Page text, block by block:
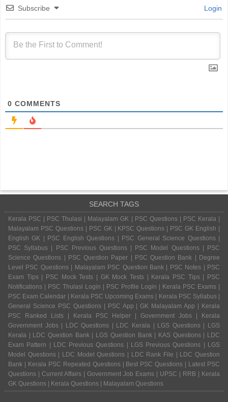
Subscribe Login
0 COMMENTS
SEARCH TAGS
Kerala PSC | PSC Thulasi | Malayalam GK | PSC Questions | PSC Kerala |
Malayalam PSC Questions | PSC GK | KPSC Questions | PSC GK English |
English GK | PSC English Questions | PSC General Science Questions |
PSC Syllabus | PSC Previous Questions | PSC Model Questions | PSC
Science Questions | PSC Question Paper | PSC Question Bank | Degree
Level PSC Questions | Malayalam PSC Question Bank | PSC Notes | PSC
Exam Tips | PSC Mock Tests | GK Mock Tests | Kerala PSC Tips | PSC
Notifications | PSC Thulasi Login | PSC Profile Login | Kerala PSC Exams |
PSC Exam Calendar | Kerala PSC Upcoming Exams | Kerala PSC Syllabus |
General Science PSC Questions | PSC App | GK Malayalam App | Kerala
PSC Ranked Lists | Kerala PSC Helper | Government Jobs | Kerala
Government Jobs | LDC Questions | LDC Kerala | LGS Questions | LGS
Kerala | LDC Question Bank | LGS Question Bank | KAS Questions | LDC
Exam Pattern | LDC Previous Questions | LGS Previous Questions | LGS
Model Questions | LDC Model Questions | LDC Rank File | LDC Question
Bank | Kerala PSC Repeated Questions | Best PSC Questions | Latest PSC
Questions | Current Affairs | Government Job Exams | UPSC | RRB | Kerala
GK Questions | Kerala Questions | Malayalam Questions